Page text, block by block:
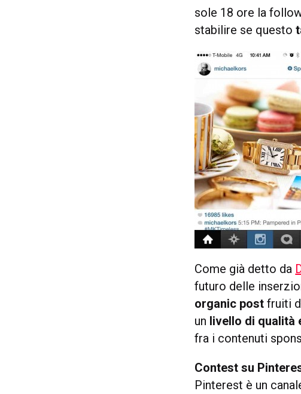
sole 18 ore la
stabilire se questo
Come già detto da
futuro delle
organic post fruiti
un livello di qualità
fra i contenuti
Contest su
Pinterest è un